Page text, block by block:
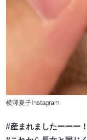
横澤夏子Instagram
#産まれましたーーー！